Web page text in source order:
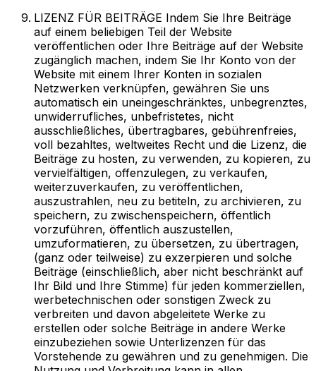
LIZENZ FÜR BEITRÄGE Indem Sie Ihre Beiträge
auf einem beliebigen Teil der Website
veröffentlichen oder Ihre Beiträge auf der Website
zugänglich machen, indem Sie Ihr Konto von der
Website mit einem Ihrer Konten in sozialen
Netzwerken verknüpfen, gewähren Sie uns
automatisch ein uneingeschränktes, unbegrenztes,
unwiderrufliches, unbefristetes, nicht
ausschließliches, übertragbares, gebührenfreies,
voll bezahltes, weltweites Recht und die Lizenz, die
Beiträge zu hosten, zu verwenden, zu kopieren, zu
vervielfältigen, offenzulegen, zu verkaufen,
weiterzuverkaufen, zu veröffentlichen,
auszustrahlen, neu zu betiteln, zu archivieren, zu
speichern, zu zwischenspeichern, öffentlich
vorzuführen, öffentlich auszustellen,
umzuformatieren, zu übersetzen, zu übertragen,
(ganz oder teilweise) zu exzerpieren und solche
Beiträge (einschließlich, aber nicht beschränkt auf
Ihr Bild und Ihre Stimme) für jeden kommerziellen,
werbetechnischen oder sonstigen Zweck zu
verbreiten und davon abgeleitete Werke zu
erstellen oder solche Beiträge in andere Werke
einzubeziehen sowie Unterlizenzen für das
Vorstehende zu gewähren und zu genehmigen. Die